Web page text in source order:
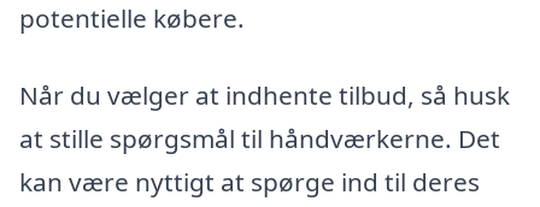
potentielle købere.
Når du vælger at indhente tilbud, så husk
at stille spørgsmål til håndværkerne. Det
kan være nyttigt at spørge ind til deres